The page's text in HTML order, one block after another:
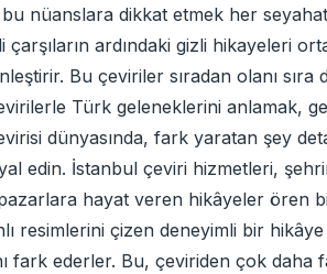
nüanslara dikkat etmek her
ardındaki gizli hikayeleri
Bu çeviriler sıradan olanı
Türk geleneklerini anlamak,
dünyasında, fark yaratan şey
edin. İstanbul çeviri hizmetleri,
hayat veren hikâyeler
çizen deneyimli bir hikâye
ederler. Bu, çeviriden çok daha